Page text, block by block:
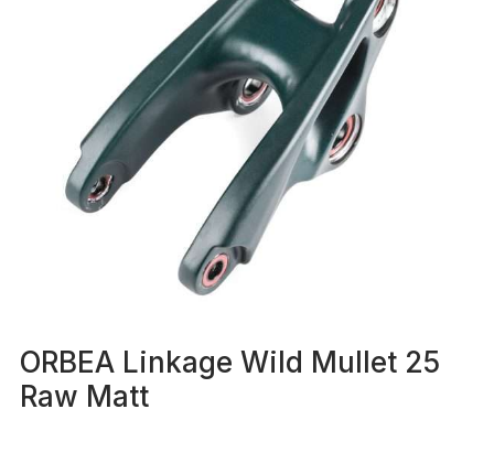
ORBEA Linkage Wild Mullet 25
Raw Matt